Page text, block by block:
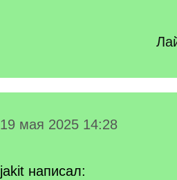
19 мая 2025 14:28
jakit написал: